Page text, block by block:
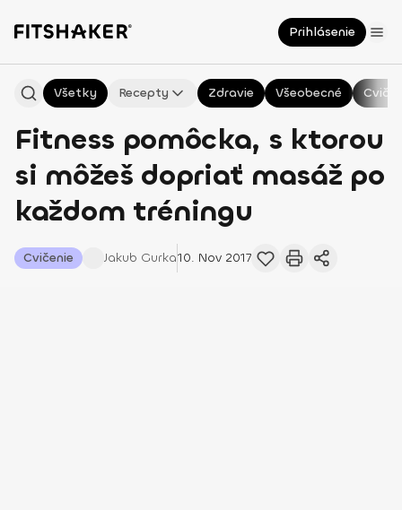
Prihlásenie
Všetky Recepty Zdravie Všeobecné
Fitness pomôcka, s ktorou
si môžeš dopriať masáž po
každom tréningu
Cvičenie Jakub Gurka10. Nov 2017